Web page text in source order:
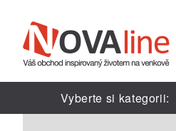
Vyberte si kategorii: